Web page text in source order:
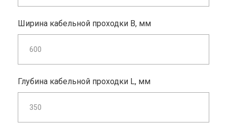
Ширина кабельной проходки B, мм
Глубина кабельной проходки L, мм